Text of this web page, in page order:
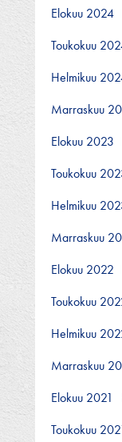
Elokuu 2024
Toukokuu
Helmikuu
Marraskuu
Elokuu 2023
Toukokuu
Helmikuu
Marraskuu
Elokuu 2022
Toukokuu
Helmikuu
Marraskuu
Elokuu 2021
Toukokuu